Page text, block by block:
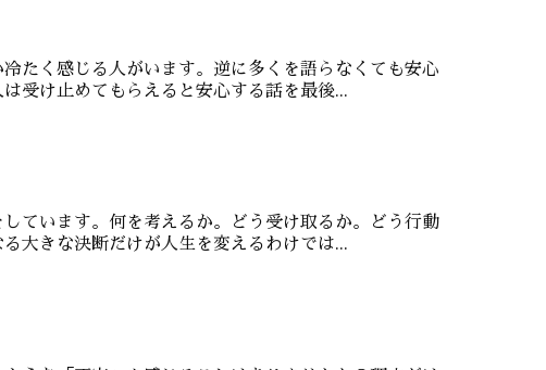
たく感じる人がいます。逆に多くを語らなくても安心
受け止めてもらえると安心する話を最後...
ています。何を考えるか。どう受け取るか。どう行動
大きな決断だけが人生を変えるわけでは...